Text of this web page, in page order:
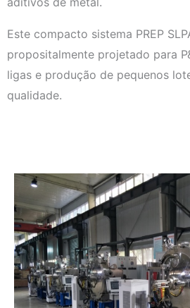
Este compacto sistema PREP
propositalmente projetado para
ligas e produção de pequenos
qualidade.